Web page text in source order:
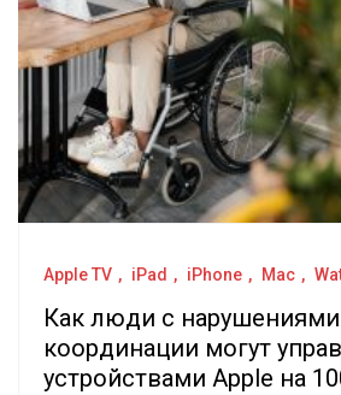
Apple TV iPad iPhone Mac
Как люди с
координации могут
устройствами Apple на